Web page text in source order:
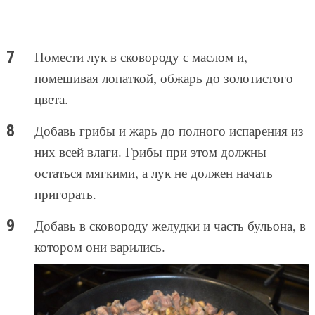
Помести лук в сковороду с маслом и,
помешивая лопаткой, обжарь до золотистого
цвета.
Добавь грибы и жарь до полного испарения из
них всей влаги. Грибы при этом должны
остаться мягкими, а лук не должен начать
пригорать.
Добавь в сковороду желудки и часть бульона, в
котором они варились.